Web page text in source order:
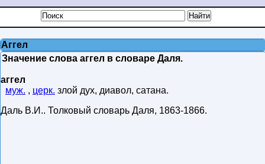
Аггел
Значение слова аггел в словаре Даля.
аггел
муж. , церк. злой дух, диавол, сатана.
Даль В.И.. Толковый словарь Даля, 1863-1866.